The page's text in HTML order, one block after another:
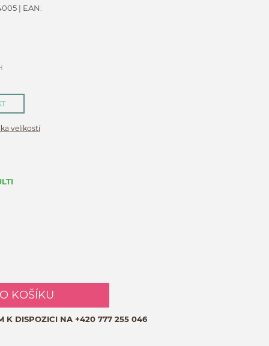
| EAN:
velikostí
KOŠÍKU
K DISPOZICI NA +420 777 255 046